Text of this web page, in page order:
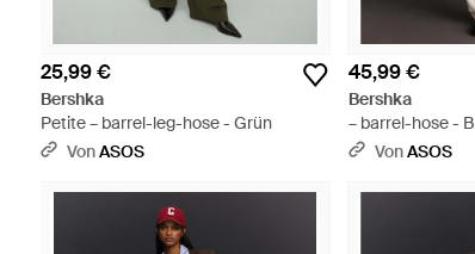
25,99 €
Bershka
Petite – barrel-leg-hose - Grün
VonASOS
45,99 €
Bershka
– barrel-hose -
VonASOS